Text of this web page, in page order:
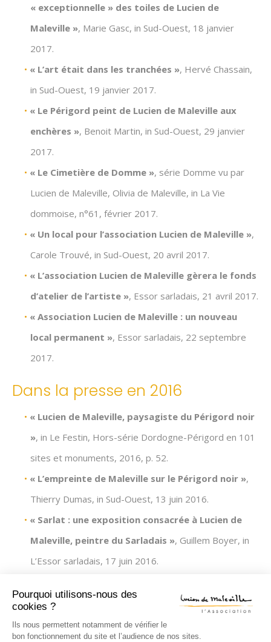
« exceptionnelle » des toiles de Lucien de
Maleville », Marie Gasc, in Sud-Ouest, 18 janvier
2017.
« L’art était dans les tranchées », Hervé Chassain,
in Sud-Ouest, 19 janvier 2017.
« Le Périgord peint de Lucien de Maleville aux
enchères », Benoit Martin, in Sud-Ouest, 29 janvier
2017.
« Le Cimetière de Domme », série Domme vu par
Lucien de Maleville, Olivia de Maleville, in La Vie
dommoise, n°61, février 2017.
« Un local pour l’association Lucien de Maleville »,
Carole Trouvé, in Sud-Ouest, 20 avril 2017.
« L’association Lucien de Maleville gèrera le fonds
d’atelier de l’artiste », Essor sarladais, 21 avril 2017.
« Association Lucien de Maleville : un nouveau
local permanent », Essor sarladais, 22 septembre
2017.
Dans la presse en 2016
« Lucien de Maleville, paysagiste du Périgord noir
», in Le Festin, Hors-série Dordogne-Périgord en 101
sites et monuments, 2016, p. 52.
« L’empreinte de Maleville sur le Périgord noir »,
Thierry Dumas, in Sud-Ouest, 13 juin 2016.
« Sarlat : une exposition consacrée à Lucien de
Maleville, peintre du Sarladais », Guillem Boyer, in
L’Essor sarladais, 17 juin 2016.
», Alexia Chartral, in Sud-Ouest, 9 août 2016.
Série « Domme vu par Lucien de Maleville »
Pourquoi utilisons-nous des
cookies ?
Ils nous permettent notamment de vérifier le
bon fonctionnement du site et l’audience de nos sites.